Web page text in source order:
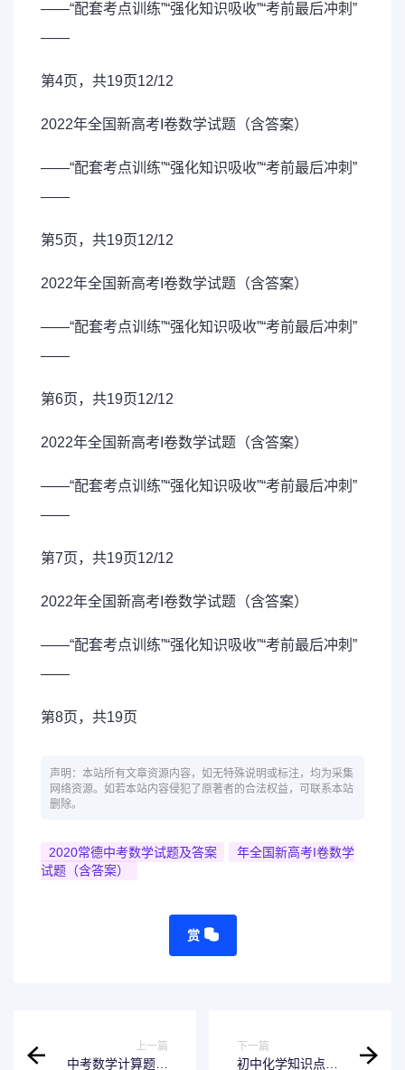
——“配套考点训练”“强化知识吸收”“考前最后冲刺”
——
第4页，共19页12/12
2022年全国新高考I卷数学试题（含答案）
——“配套考点训练”“强化知识吸收”“考前最后冲刺”
——
第5页，共19页12/12
2022年全国新高考I卷数学试题（含答案）
——“配套考点训练”“强化知识吸收”“考前最后冲刺”
——
第6页，共19页12/12
2022年全国新高考I卷数学试题（含答案）
——“配套考点训练”“强化知识吸收”“考前最后冲刺”
——
第7页，共19页12/12
2022年全国新高考I卷数学试题（含答案）
——“配套考点训练”“强化知识吸收”“考前最后冲刺”
——
第8页，共19页
声明：本站所有文章资源内容，如无特殊说明或标注，均为采集
网络资源。如若本站内容侵犯了原著者的合法权益，可联系本站
删除。
2020常德中考数学试题及答案
年全国新高考I卷数学
试题（含答案）
赏
上一篇
中考数学计算题训
下一篇
初中化学知识点最